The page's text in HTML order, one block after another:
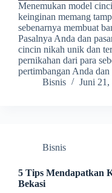
Menemukan model
keinginan memang
sebenarnya membuat
Pasalnya Anda dan
cincin nikah unik dan
pernikahan dari para
pertimbangan Anda
Bisnis
Juni 21,
Bisnis
5 Tips Mendapatkan
Bekasi